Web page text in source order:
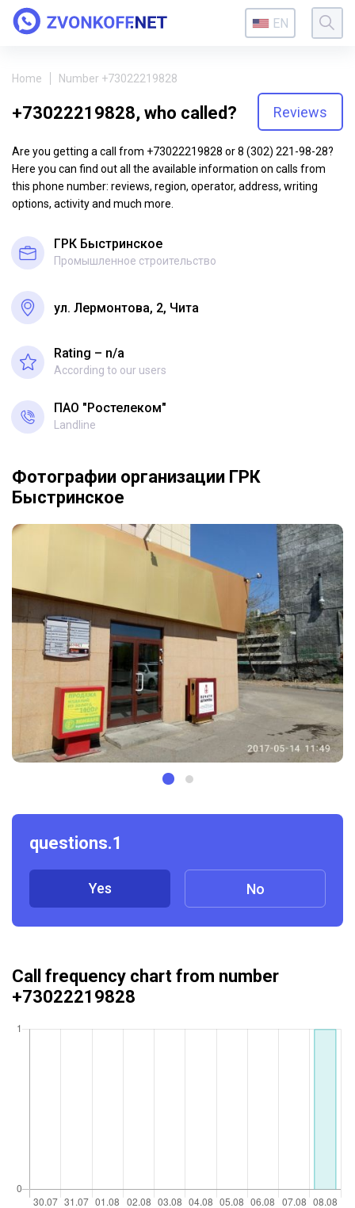
EN
Home Number +73022219828
+73022219828, who called? Reviews
Are you getting a call from +73022219828 or 8 (302) 221-98-28?
Here you can find out all the available information on calls from
this phone number: reviews, region, operator, address, writing
options, activity and much more.
ГРК Быстринское
Промышленное строительство
ул. Лермонтова, 2, Чита
Rating – n/a
According to our users
ПАО "Ростелеком"
Landline
Фотографии организации ГРК
Быстринское
questions.1
Yes No
Call frequency chart from number
+73022219828